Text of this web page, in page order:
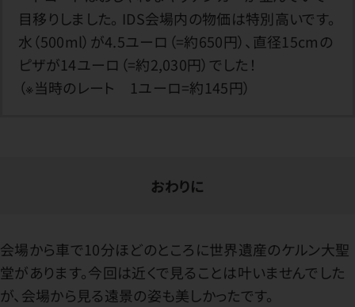
目移りしました。 IDS会場内の物価は特別高いです。
水（500ml）が4.5ユーロ（=約650円）、直径15cmの
ピザが14ユーロ（=約2,030円）でした！
（※当時のレート 1ユーロ=約145円）
おわりに
会場から車で10分ほどのところに世界遺産のケルン大聖
堂があります。今回は近くで見ることは叶いませんでした
が、会場から見る遠景の姿も美しかったです。